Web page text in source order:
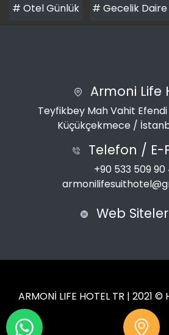
# Otel Günlük
# Gecelik Daire
Armoni Life
Teyfikbey Mah Vahit Efendi
Küçükçekmece /
Telefon / E-
+90 533 509 90
Web
ARMONİ LIFE HOTEL TR | 2021 ©